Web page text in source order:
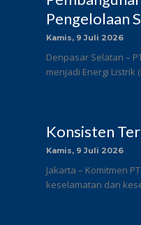
Pengelolaan
Kamis, 9 Juli 2026
Denpasar Selatan –
menjadi Energi Listrik
Konsisten
Kamis, 9 Juli 2026
Jakarta – Komitmen
keselamatan dan